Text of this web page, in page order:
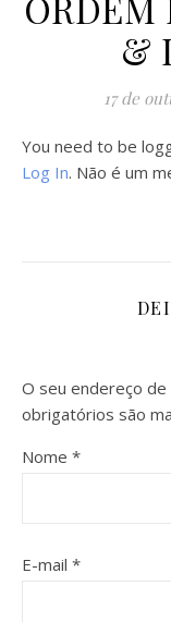
&
17 de
You need to be
Log In. Não é um
O seu endereço de
obrigatórios são
Nome *
E-mail *